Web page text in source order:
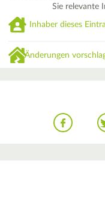
Sie relevante
Inhaber dieses
Änderungen